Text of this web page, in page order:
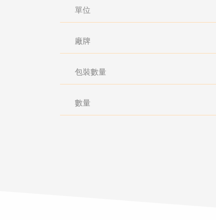
單位
廠牌
包裝數量
數量